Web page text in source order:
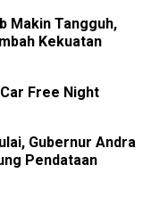
Makin Tangguh,
Kekuatan
Free Night
Gubernur Andra
Pendataan